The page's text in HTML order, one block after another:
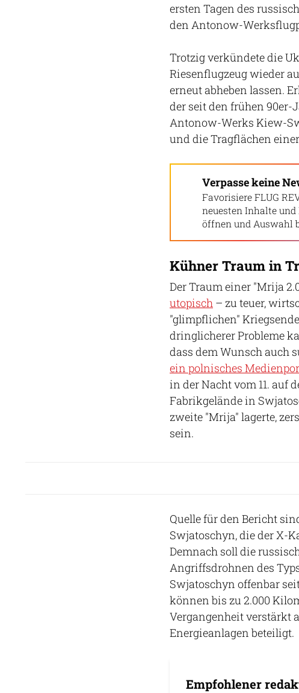
ersten Tagen des
den Antonow-
Trotzig verkündete die
Riesenflugzeug wieder
erneut abheben lassen.
der seit den frühen 90er-
Antonow-Werks Kiew-
und die Tragflächen
Verpasse keine
Favorisiere FLUG
neuesten Inhalte
öffnen und Auswahl
Kühner Traum in
Der Traum einer "Mrija
utopisch – zu teuer,
"glimpflichen"
dringlicherer Probleme
dass dem Wunsch auch
ein polnisches
in der Nacht vom 11. auf
Fabrikgelände in
zweite "Mrija" lagerte,
sein.
Quelle für den Bericht
Swjatoschyn, die der X-
Demnach soll die
Angriffsdrohnen des
Swjatoschyn offenbar
können bis zu 2.000
Vergangenheit verstärkt
Energieanlagen beteiligt.
Empfohlener